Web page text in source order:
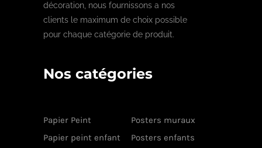
décoration, nous fournissons a nos
clients le maximum de choix possible
pour chaque catégorie de produit.
Nos catégories
Papier Peint
Posters muraux
Papier peint enfant
Posters enfants